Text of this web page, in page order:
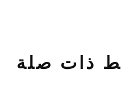
ذات صلة